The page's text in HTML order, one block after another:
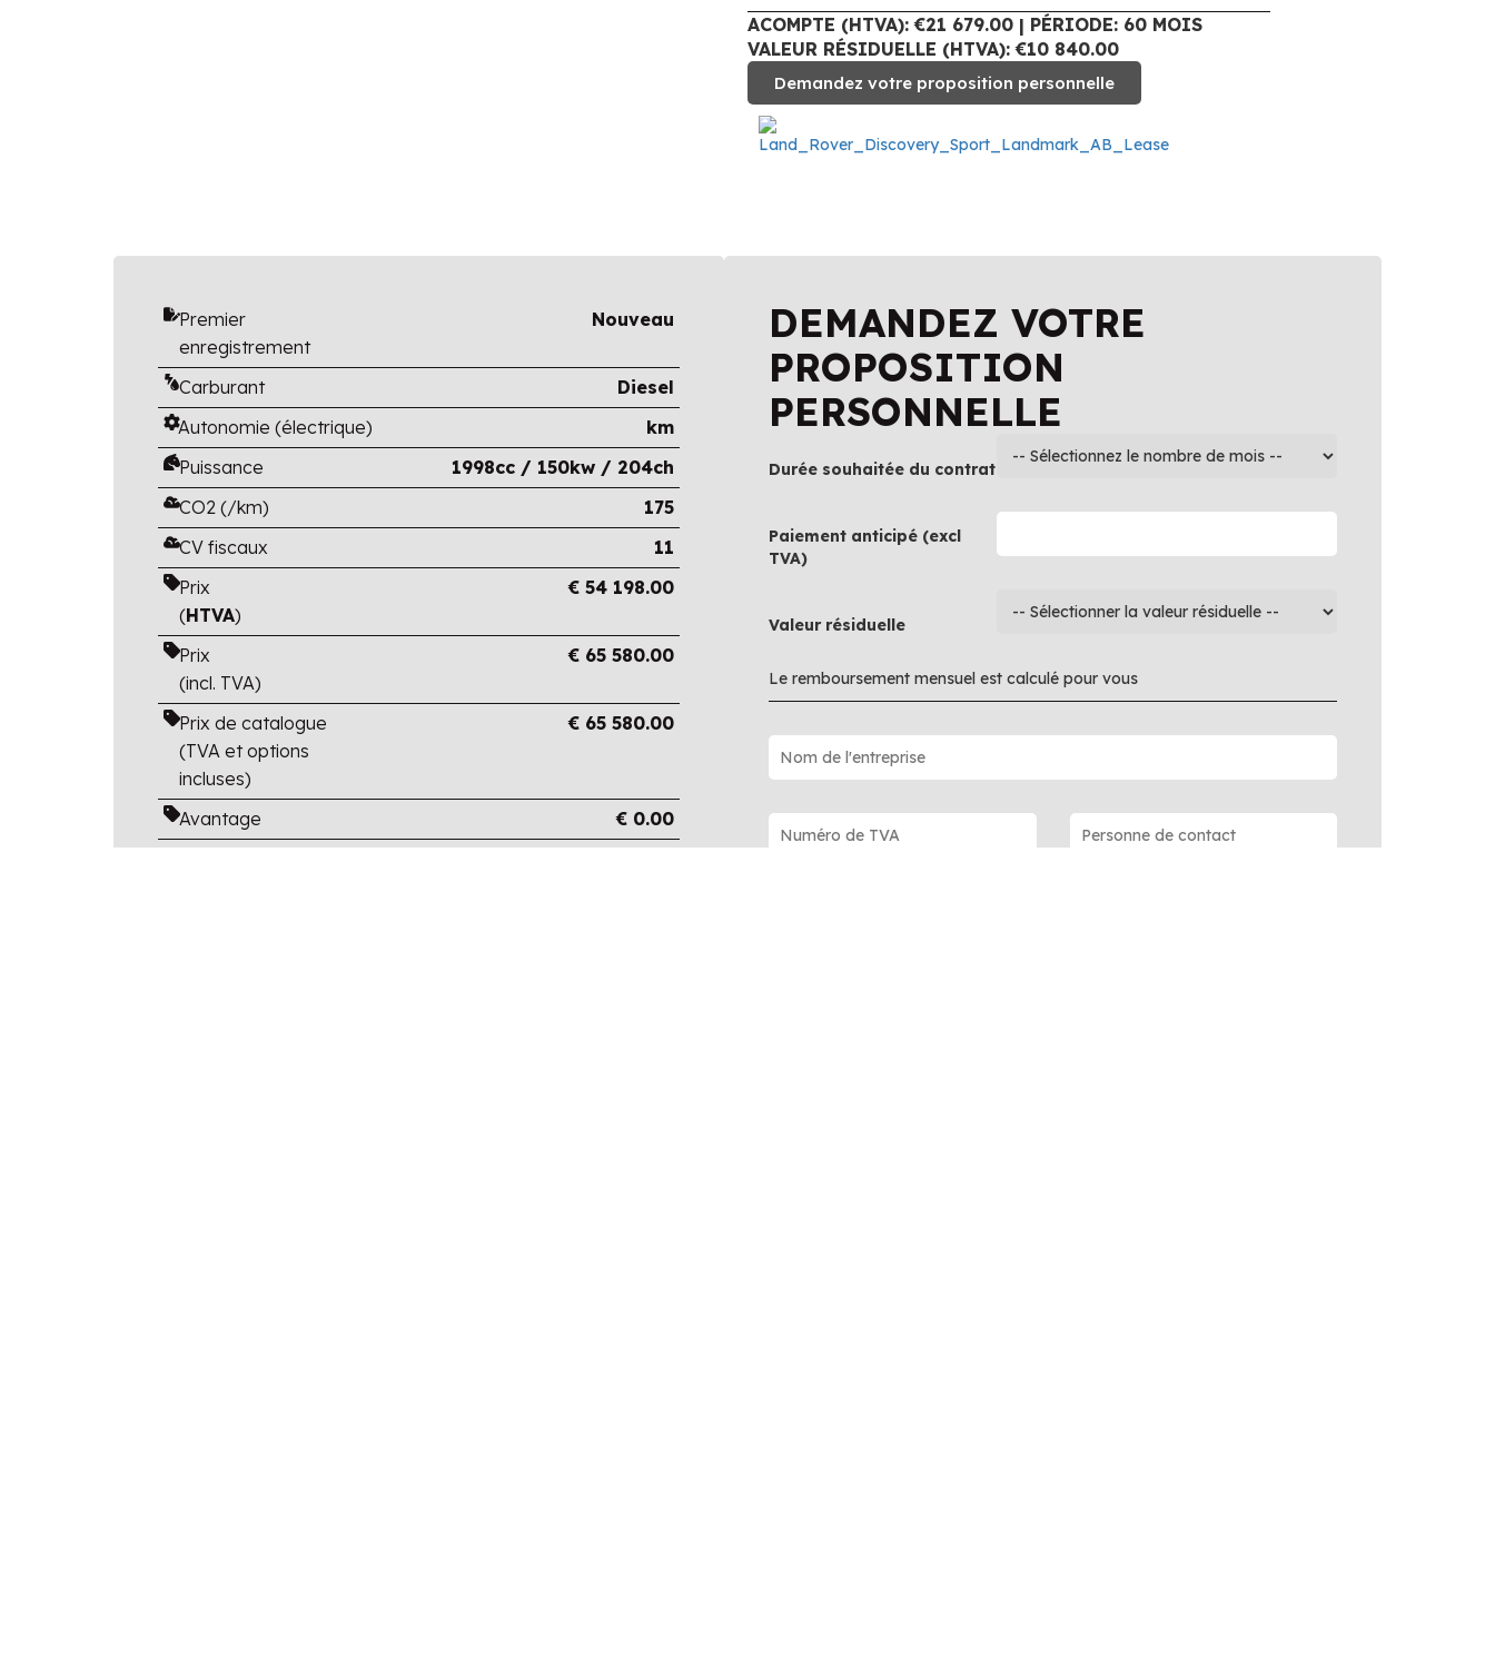
ACOMPTE (HTVA): €21 679.00 | PÉRIODE: 60 MOIS
VALEUR RÉSIDUELLE (HTVA): €10 840.00
Demandez votre proposition personnelle
Premier
enregistrement
Nouveau
Carburant
Diesel
Autonomie (électrique)
km
Puissance
1998cc / 150kw / 204ch
CO2 (/km)
175
CV fiscaux
11
Prix
(HTVA)
€54 198.00
Prix
(incl. TVA)
€ 65 580.00
Prix de catalogue
(TVA et options
incluses)
€ 65 580.00
Avantage € 0.00
DEMANDEZ VOTRE
PROPOSITION
PERSONNELLE
Durée souhaitée du contrat
Paiement anticipé (excl
TVA)
Valeur résiduelle
Le remboursement mensuel est calculé pour vous